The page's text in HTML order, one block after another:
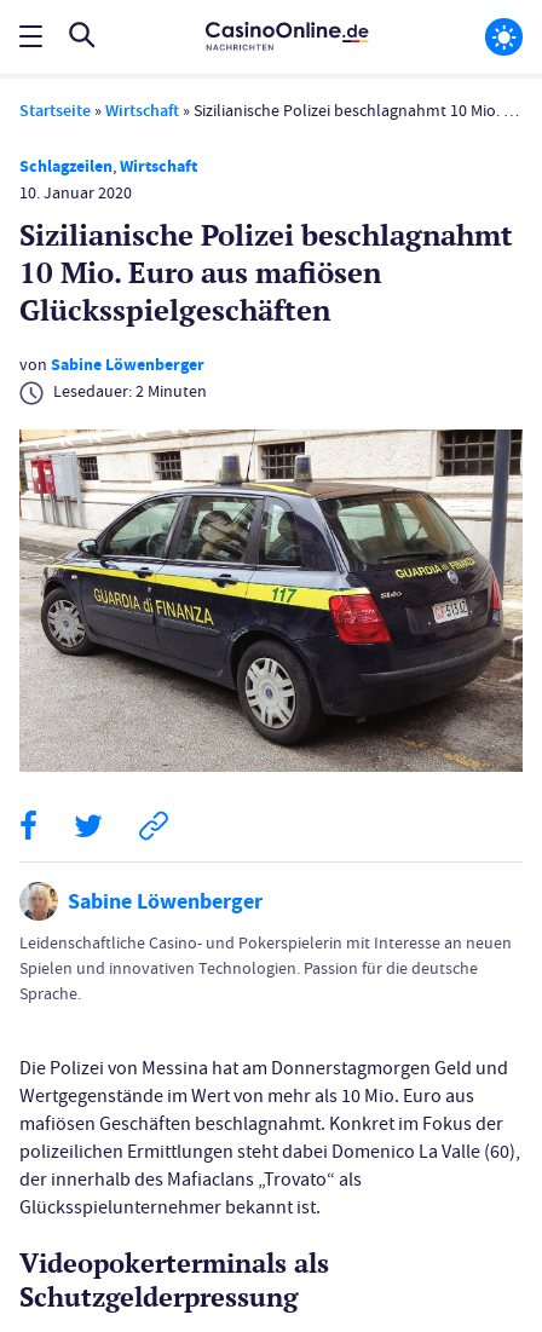
Startseite »Wirtschaft »Sizilianische Polizei beschlagnahmt 10 Mio. Euro aus mafiösen Glücksspielgeschäften
Schlagzeilen,Wirtschaft
10. Januar 2020
Sizilianische Polizei beschlagnahmt
10 Mio. Euro aus mafiösen
Glücksspielgeschäften
von Sabine Löwenberger
Lesedauer:2 Minuten
Sabine Löwenberger
Leidenschaftliche Casino- und Pokerspielerin mit Interesse an neuen
Spielen und innovativen Technologien. Passion für die deutsche
Sprache.
Die Polizei von Messina hat am Donnerstagmorgen Geld und
Wertgegenstände im Wert von mehr als 10 Mio. Euro aus
mafiösen Geschäften beschlagnahmt. Konkret im Fokus der
polizeilichen Ermittlungen steht dabei Domenico La Valle (60),
der innerhalb des Mafiaclans „Trovato“ als
Glücksspielunternehmer bekannt ist.
Videopokerterminals als
Schutzgelderpressung